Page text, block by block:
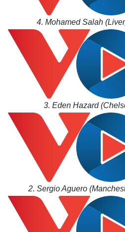
4. Mohamed Salah
3. Eden Hazard
2. Sergio Aguero